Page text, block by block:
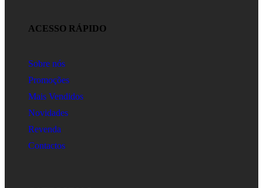
ACESSO RÁPIDO
Sobre nós
Promoções
Mais Vendidos
Novidades
Revenda
Contactos